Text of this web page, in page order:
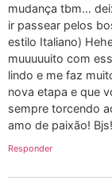
mudança tbm…
ir passear pelos
estilo Italiano)
muuuuuito com
lindo e me faz
nova etapa e que
sempre torcendo
amo de paixão! Bjs!
Responder